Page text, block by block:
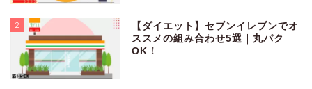
2
【ダイエット】セブンイレブンでオ
ススメの組み合わせ5選｜丸パク
OK！